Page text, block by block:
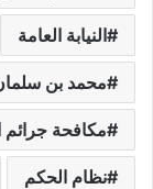
النيابة العامة
محمد بن
مكافحة جرائم
نظام الحكم